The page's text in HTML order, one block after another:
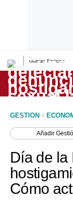
Últimas Noticias
Lo último
Peru Quiosco
Economía
Mercados
GESTION >
Añadir
Día de la
Cómo